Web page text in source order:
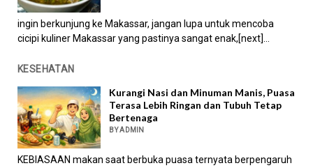
ingin berkunjung ke Makassar, jangan lupa untuk mencoba
cicipi kuliner Makassar yang pastinya sangat enak,[next]...
KESEHATAN
Kurangi Nasi dan Minuman Manis, Puasa
Terasa Lebih Ringan dan Tubuh Tetap
Bertenaga
BY ADMIN
KEBIASAAN makan saat berbuka puasa ternyata berpengaruh